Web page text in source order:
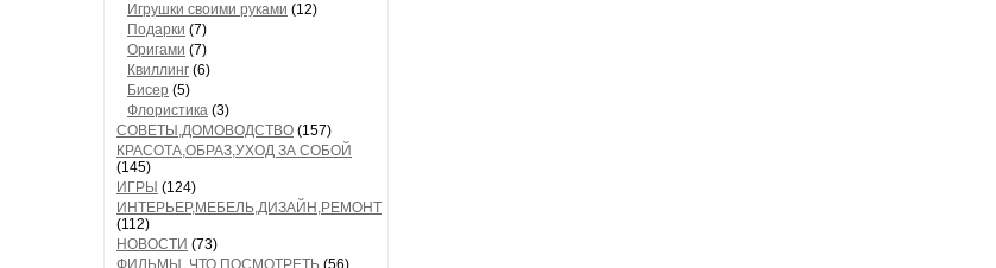
Игрушки своими руками (12)
Подарки (7)
Оригами (7)
Квиллинг (6)
Бисер (5)
Флористика (3)
СОВЕТЫ,ДОМОВОДСТВО (157)
КРАСОТА,ОБРАЗ,УХОД ЗА СОБОЙ
(145)
ИГРЫ (124)
ИНТЕРЬЕР,МЕБЕЛЬ,ДИЗАЙН,РЕМОНТ
(112)
НОВОСТИ (73)
ФИЛЬМЫ, ЧТО ПОСМОТРЕТЬ (56)